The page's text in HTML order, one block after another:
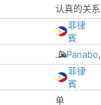
认真的关系
菲律
賓
Panabo,
菲律
賓
单